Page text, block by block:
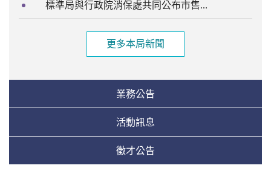
標準局與行政院消保處共同公布市售「金、銀紙」及「香品」商品檢測結果
更多本局新聞
業務公告
活動訊息
徵才公告